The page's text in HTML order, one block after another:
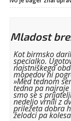
Mladost
Kot birmsko
specialko.
najstniškega
mopedov ni
»Med tednom
tedna pa najraje
smo se s
nedeljo vrnili z
priležeta dobra
želodci pa